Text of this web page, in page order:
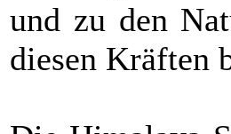
und zu den
diesen Kräften